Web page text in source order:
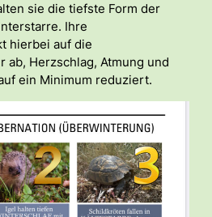
sie die tiefste Form der
Ihre
hierbei auf die
ab, Herzschlag, Atmung und
ein Minimum reduziert.